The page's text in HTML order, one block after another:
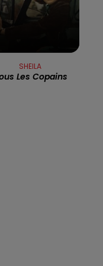
SHEILA
Les Copains